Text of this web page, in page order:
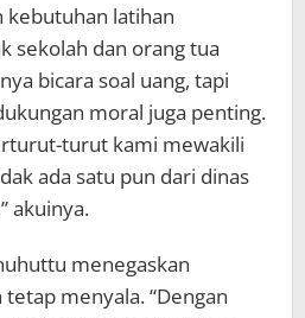
latihan
sekolah dan orang tua
bicara soal uang, tapi
moral juga penting.
turut kami mewakili
ada satu pun dari dinas
akuinya.
menegaskan
menyala. “Dengan